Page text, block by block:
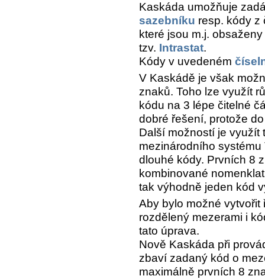
Kaskáda umožňuje
sazebníku resp. kódy z
které jsou m.j.
tzv. Intrastat.
Kódy v uvedeném
V Kaskádě je však
znaků. Toho lze využít
kódu na 3 lépe čitelné
dobré řešení, protože
Další možností je využít
mezinárodního
dlouhé kódy. Prvních 8
kombinované
tak výhodně jeden kód
Aby bylo možné
rozdělený mezerami i
tato úprava.
Nově Kaskáda při
zbaví zadaný kód o
maximálně prvních 8